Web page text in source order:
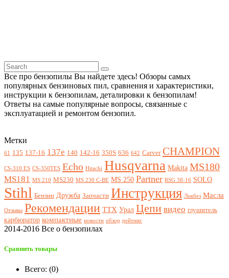
Все про бензопилы Вы найдете здесь! Обзоры самых
популярных бензиновых пил, сравнения и характеристики,
инструкции к бензопилам, деталировки к бензопилам!
Ответы на самые популярные вопросы, связанные с
эксплуатацией и ремонтом бензопил.
Метки
61 135 137-16 137e 140 142-16 350S 636 642 Carver CHAMPION
CS-310 ES CS-350TES Echo Hitachi Husqvarna Makita MS180
MS181 MS 210 MS230 MS 230 C-BE MS 250 Partner RSG 38-16 SOLO
Stihl Бензин Дружба Запчасти Инструкция Ликбез Масла
Отзывы Рекомендации ТТХ Урал Цепи видео глушитель
карбюратор компактные новости обзор рейтинг
2014-2016 Все о бензопилах
Сравнить товары
Всего: (0)